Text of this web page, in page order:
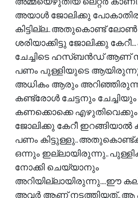
അയാൾ ജോലിക്കു
കിട്ടില്ല.. അതുകൊണ്ട് ലോൺ
ശരിയാക്കിട്ടു ജോലിക്കു
ചേച്ചിടെ ഹസ്ബൻഡ് ആണ്
പണം പുള്ളിയുടെ
അധികം ആരും
കണ്ട്രോൾ ചേട്ടനും
കണക്കൊക്കെ എഴുതിവെക്കും
ജോലിക്കു കേറീ ഇറങ്ങിയാൽ
പണം കിട്ടുള്ളു..
ഒന്നും ഇല്ലായിരുന്നു..
നോക്കി ചെയ്യാനും
അറിയില്ലായിരുന്നു....ഈ